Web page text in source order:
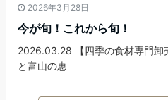
2026年3月28日
今が旬！これから旬！
2026.03.28 【四季の食材専門
と富山の恵